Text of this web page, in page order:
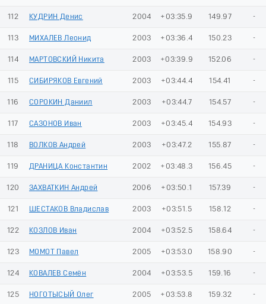
112 КУДРИН Денис 2004 +03:35.9 149.97 -
113 МИХАЛЕВ Леонид 2003 +03:36.4 150.23 -
114 МАРТОВСКИЙ Никита 2003 +03:39.9 152.06 -
115 СИБИРЯКОВ Евгений 2003 +03:44.4 154.41 -
116 СОРОКИН Даниил 2003 +03:44.7 154.57 -
117 САЗОНОВ Иван 2003 +03:45.4 154.93 -
118 ВОЛКОВ Андрей 2003 +03:47.2 155.87 -
119 ДРАНИЦА Константин 2002 +03:48.3 156.45 -
120 ЗАХВАТКИН Андрей 2006 +03:50.1 157.39 -
121 ШЕСТАКОВ Владислав 2003 +03:51.5 158.12 -
122 КОЗЛОВ Иван 2004 +03:52.5 158.64 -
123 МОМОТ Павел 2005 +03:53.0 158.90 -
124 КОВАЛЕВ Семён 2004 +03:53.5 159.16 -
125 НОГОТЫСЫЙ Олег 2005 +03:53.8 159.32 -